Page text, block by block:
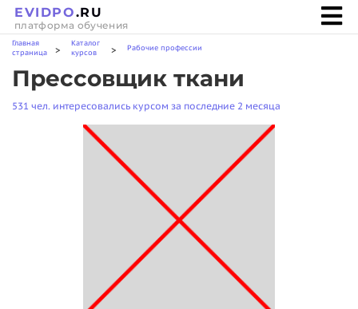
EVIDPO.RU
платформа обучения
Главная
страница
>
Каталог
курсов
> Рабочие профессии
Прессовщик ткани
531 чел. интересовались курсом за последние 2 месяца